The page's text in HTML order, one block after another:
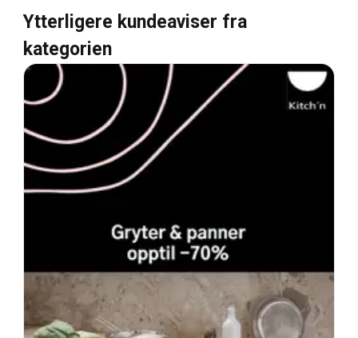
Ytterligere kundeaviser fra
kategorien